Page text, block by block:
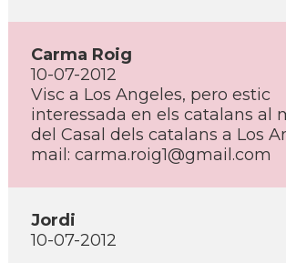
Carma Roig
10-07-2012
Visc a Los Angeles, pero estic
interessada en els catalans al
del Casal dels catalans a Los
mail: carma.roig1@gmail.com
Jordi
10-07-2012